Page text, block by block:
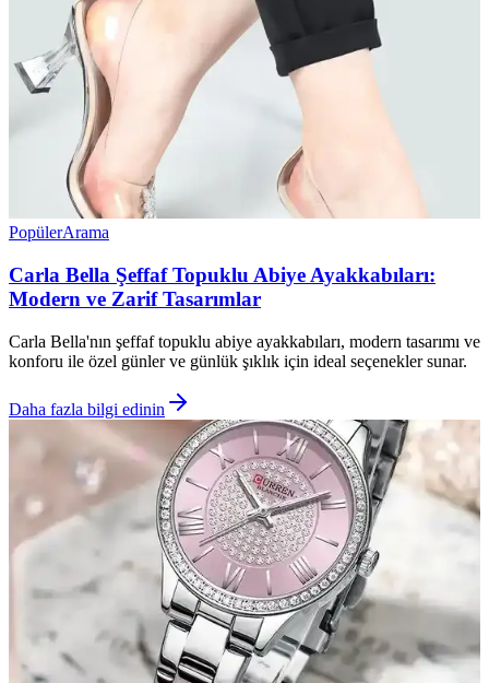
PopülerArama
Carla Bella Şeffaf Topuklu Abiye Ayakkabıları:
Modern ve Zarif Tasarımlar
Carla Bella'nın şeffaf topuklu abiye ayakkabıları, modern tasarımı ve
konforu ile özel günler ve günlük şıklık için ideal seçenekler sunar.
Daha fazla bilgi edinin